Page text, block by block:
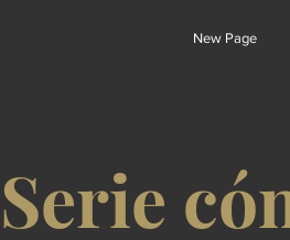
New Page
Serie